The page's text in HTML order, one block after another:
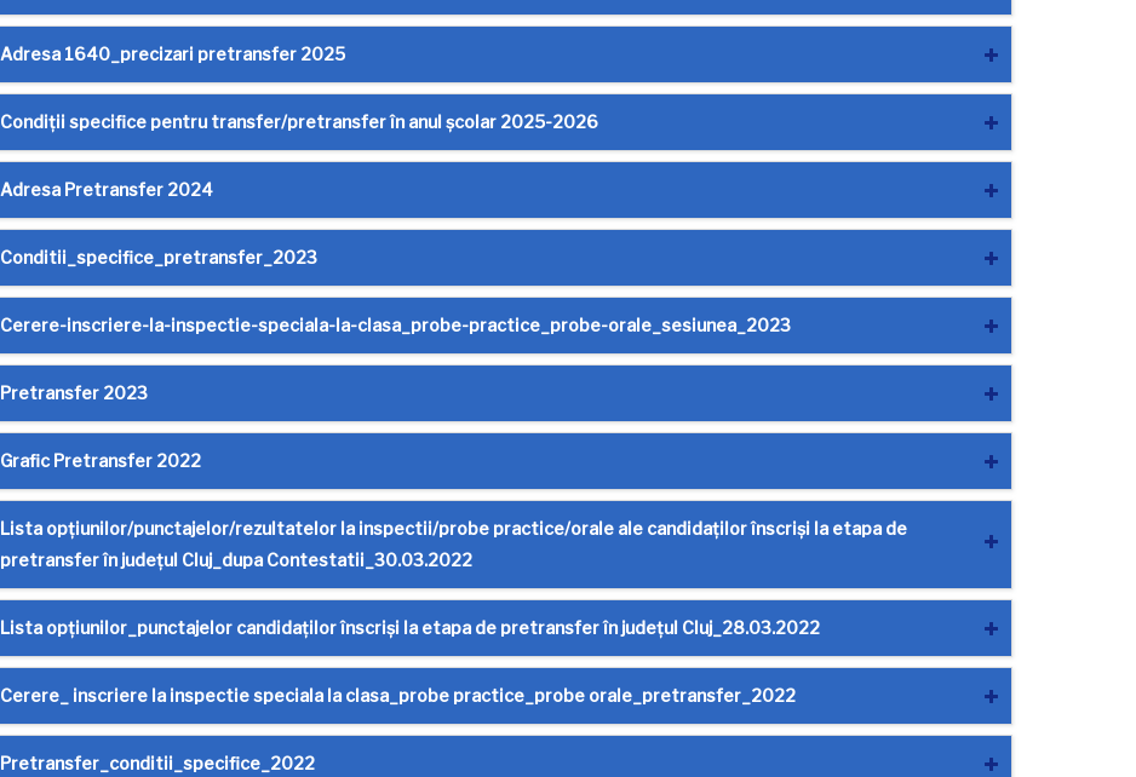
Adresa 1640_precizari pretransfer 2025
Condiții specifice pentru transfer/pretransfer în anul școlar 2025-2026
Adresa Pretransfer 2024
Conditii_specifice_pretransfer_2023
Cerere-inscriere-la-inspectie-speciala-la-clasa_probe-practice_probe-orale_sesiunea_2023
Pretransfer 2023
Grafic Pretransfer 2022
Lista opțiunilor/punctajelor/rezultatelor la inspectii/probe practice/orale ale candidaților înscriși la etapa de
pretransfer în județul Cluj_dupa Contestatii_30.03.2022
Lista opțiunilor_punctajelor candidaților înscriși la etapa de pretransfer în județul Cluj_28.03.2022
Cerere_ inscriere la inspectie speciala la clasa_probe practice_probe orale_pretransfer_2022
Pretransfer_conditii_specifice_2022